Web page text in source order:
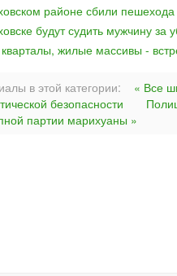
районе сбили пешехода
будут судить мужчину за
жилые массивы -
в этой категории:
« Все
безопасности
партии марихуаны »